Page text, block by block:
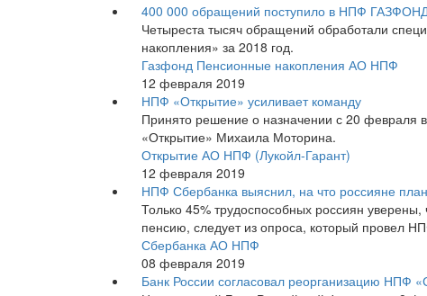
400 000 обращений поступило в НПФ
Четыреста тысяч обращений обработали
накопления» за 2018 год.
Газфонд Пенсионные накопления АО НПФ
12 февраля 2019
НПФ «Открытие» усиливает команду
Принято решение о назначении с 20 февраля
«Открытие» Михаила Моторина.
Открытие АО НПФ (Лукойл-Гарант)
12 февраля 2019
НПФ Сбербанка выяснил, на что россияне
Только 45% трудоспособных россиян уверены,
пенсию, следует из опроса, который провел
Сбербанка АО НПФ
08 февраля 2019
Банк России согласовал реорганизацию